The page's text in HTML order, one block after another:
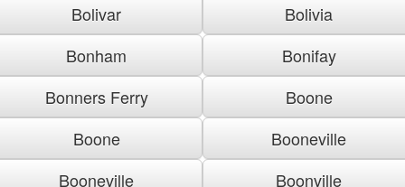
Bolivar
Bolivia
Bonham
Bonifay
Bonners Ferry
Boone
Boone
Booneville
Booneville
Boonville